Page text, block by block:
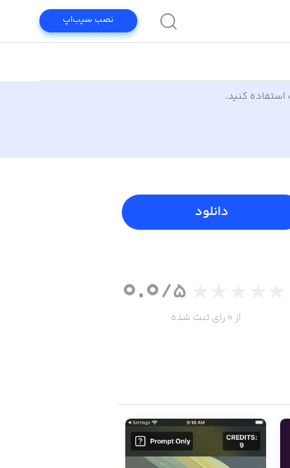
نصب سیب‌اپ
استفاده کنید.
دانلود
0.0/5
از 0 رای ثبت شده